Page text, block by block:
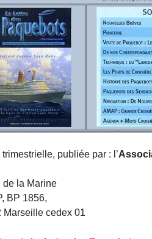
trimestrielle, publiée par : l’
de la Marine
BP 1856,
Marseille cedex 01